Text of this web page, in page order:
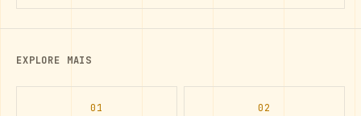
EXPLORE MAIS
01 02